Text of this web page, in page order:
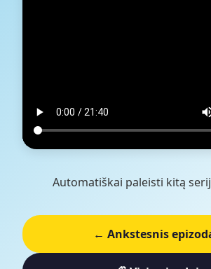
Automatiškai paleisti kitą
← Ankstesnis